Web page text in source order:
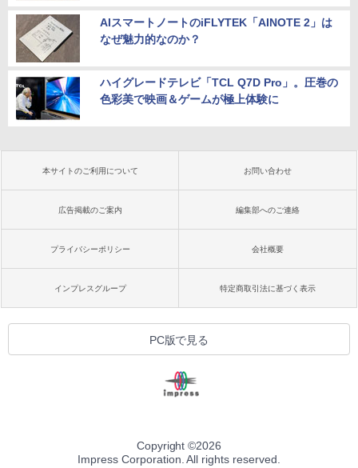
AIスマートノートのiFLYTEK「AINOTE 2」は
なぜ魅力的なのか？
ハイグレードテレビ「TCL Q7D Pro」。圧巻の
色彩美で映画＆ゲームが極上体験に
本サイトのご利用について お問い合わせ
広告掲載のご案内 編集部へのご連絡
プライバシーポリシー 会社概要
インプレスグループ 特定商取引法に基づく表示
PC版で見る
Copyright ©2026
Impress Corporation. All rights reserved.